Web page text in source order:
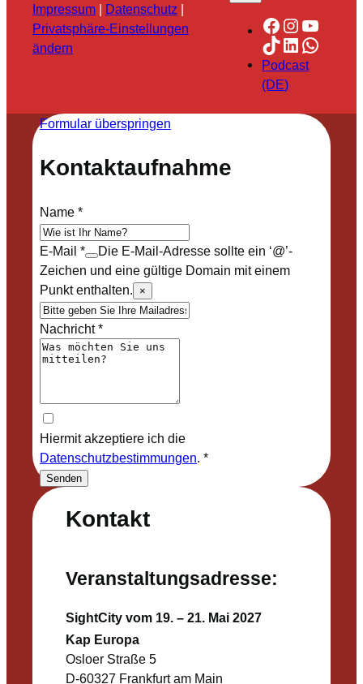
Impressum | Datenschutz |
Privatsphäre-Einstellungen
ändern
Facebook
TikTok
LinkedIn
Podcast
(DE)
Kontakt
Veranstaltungsadresse:
SightCity vom 19. – 21. Mai 2027
Kap Europa
Osloer Straße 5
D-60327 Frankfurt am Main
Formular überspringen
Kontaktaufnahme
Name*
E-Mail *
Die E-Mail-Adresse sollte ein ‘@’-
Zeichen und eine gültige Domain mit einem
Punkt enthalten.
×
Nachricht*
Hiermit akzeptiere ich die
Datenschutzbestimmungen. *
Senden